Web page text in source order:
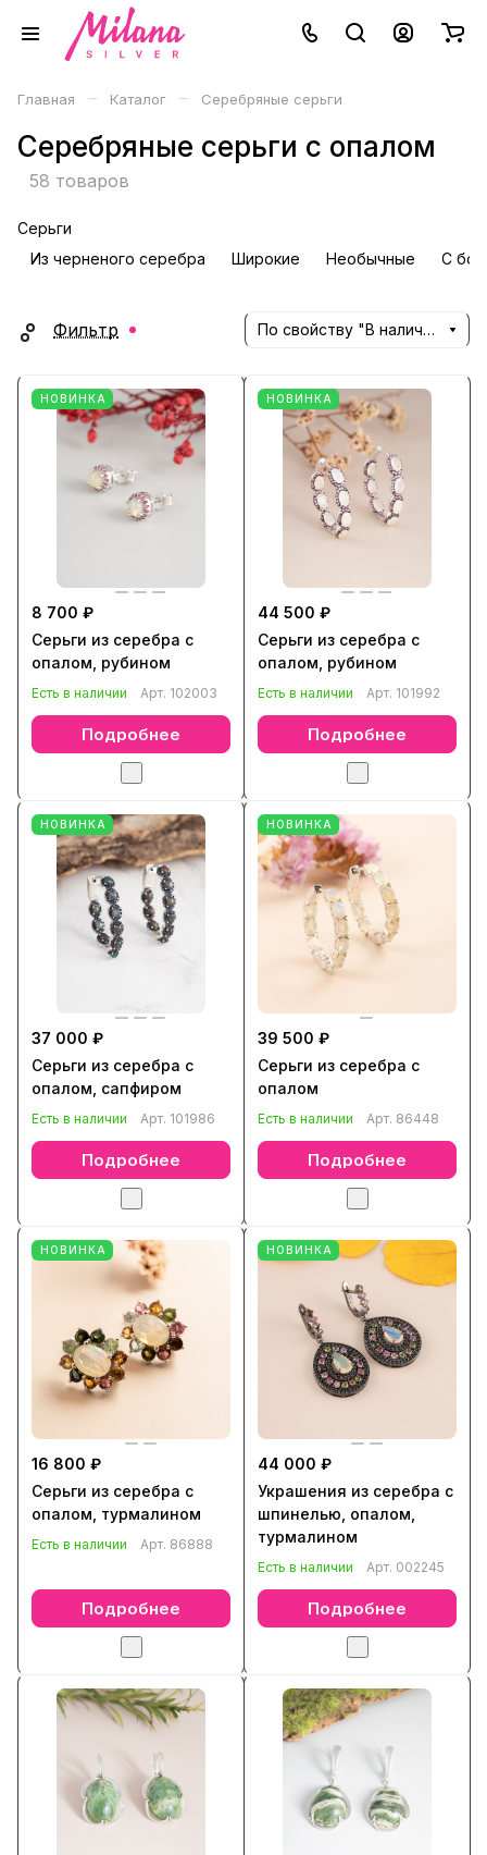
Главная – Каталог – Серебряные серьги
Серебряные серьги с опалом
58 товаров
Серьги
Из черненого серебра
Широкие Необычные С
Фильтр По свойству "В наличии" (убывание)
НОВИНКА
8 700 ₽
Серьги из серебра с
опалом, рубином
Есть в наличии Арт. 102003
Подробнее
НОВИНКА
44 500 ₽
Серьги из серебра с
опалом, рубином
Есть в наличии Арт. 101992
Подробнее
НОВИНКА
37 000 ₽
Серьги из серебра с
опалом, сапфиром
Есть в наличии Арт. 101986
Подробнее
НОВИНКА
39 500 ₽
Серьги из серебра с
опалом
Есть в наличии Арт. 86448
Подробнее
НОВИНКА
16 800 ₽
Серьги из серебра с
опалом, турмалином
Есть в наличии Арт. 86888
Подробнее
НОВИНКА
44 000 ₽
Украшения из серебра с
шпинелью, опалом,
турмалином
Есть в наличии Арт. 002245
Подробнее